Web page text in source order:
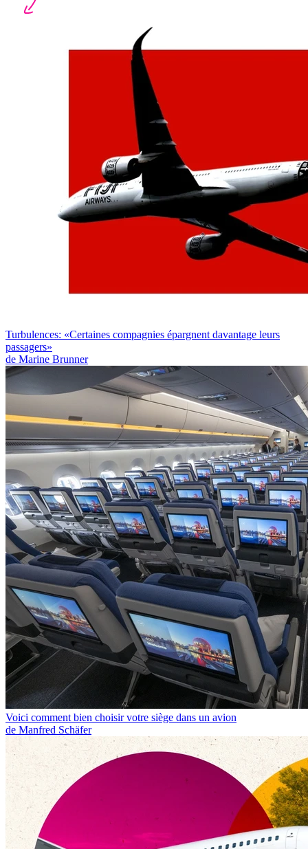
Turbulences: «Certaines compagnies épargnent davantage leurs
passagers»
de Marine Brunner
Voici comment bien choisir votre siège dans un avion
de Manfred Schäfer